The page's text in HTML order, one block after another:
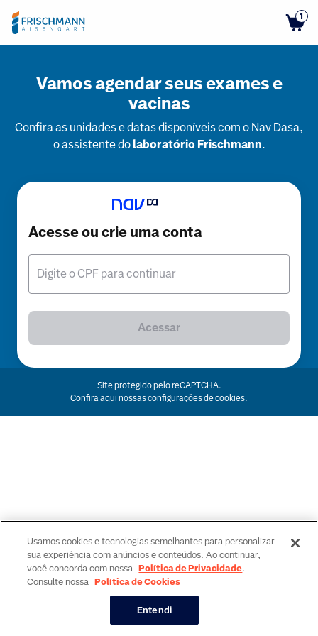
1
Vamos agendar seus exames e
vacinas
Confira as unidades e datas disponíveis com o Nav Dasa,
o assistente dolaboratório Frischmann.
Acesse ou crie uma conta
Digite o CPF para continuar
Acessar
Site protegido pelo reCAPTCHA.
Confira aqui nossas configurações de cookies.
Usamos cookies e tecnologias semelhantes para personalizar
sua experiência com anúncios e conteúdos. Ao continuar,
você concorda com nossa Política de Privacidade.
Consulte nossa Política de Cookies
Entendi